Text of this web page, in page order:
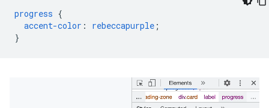
progress {
accent-color : rebeccapurple ;
}